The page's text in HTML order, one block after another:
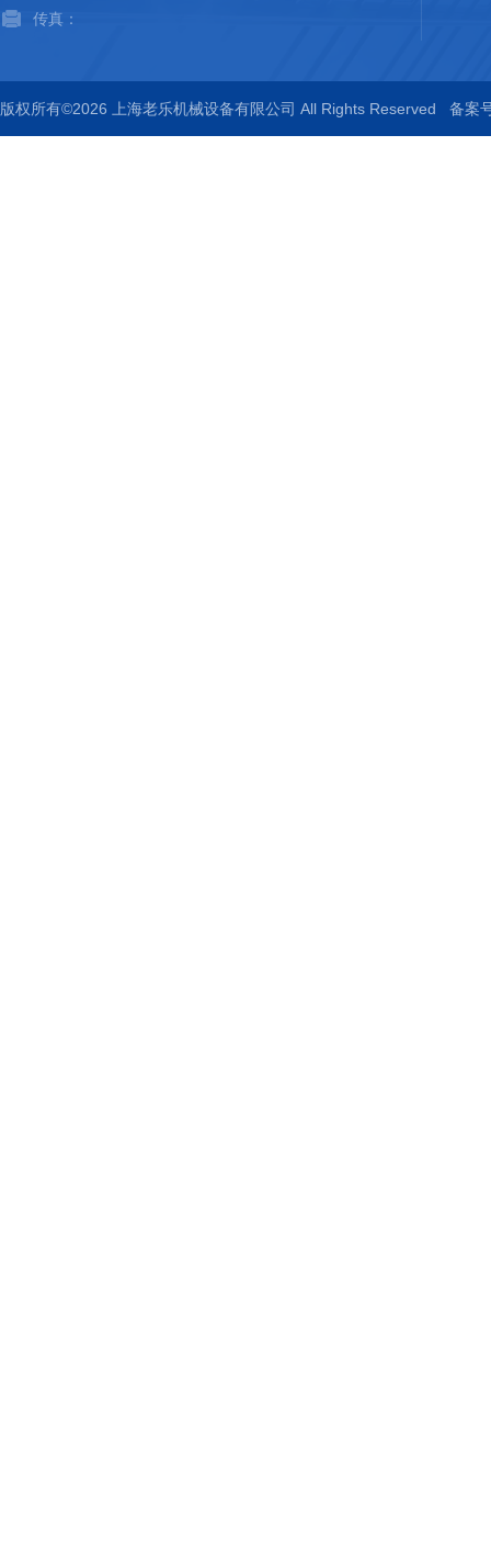
传真：
版权所有©2026 上海老乐机械设备有限公司 All Rights Reserved 备案